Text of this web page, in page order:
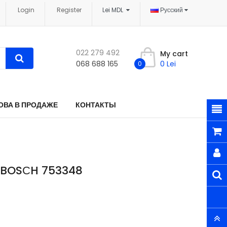
Login Register Русский
My cart
0 0 Lei
022 279 492
068 688 165
В ПРОДАЖЕ КОНТАКТЫ
753348